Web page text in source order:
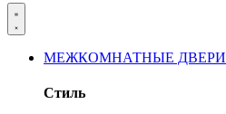
МЕЖКОМНАТНЫЕ ДВЕРИ
Стиль